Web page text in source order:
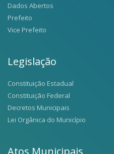
Dados Abertos
Prefeito
Vice Prefeito
Legislação
Constituição Estadual
Constituição Federal
Decretos Municipais
Lei Orgânica do Município
Atos Municipais